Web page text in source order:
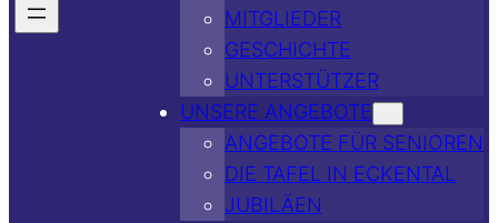
MITGLIEDER
GESCHICHTE
UNTERSTÜTZER
UNSERE ANGEBOTE
ANGEBOTE FÜR SENIOREN
DIE TAFEL IN ECKENTAL
JUBILÄEN